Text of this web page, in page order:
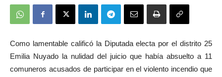
Como lamentable calificó la Diputada electa por el distrito 25
Emilia Nuyado la nulidad del juicio que había absuelto a 11
comuneros acusados de participar en el violento incendio que